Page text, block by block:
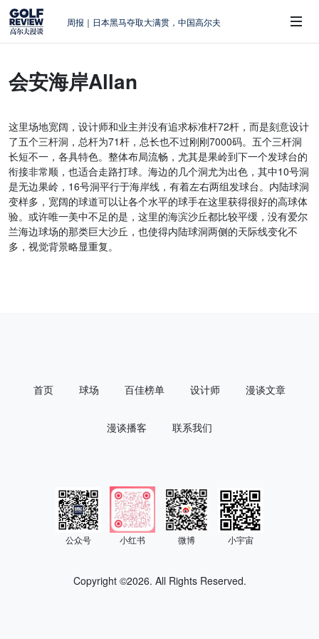
周报｜日本黑马夺取大满贯，中国高尔夫
AIG英国女子公开赛，一场大满贯的50年
蜕变
龙
查莉·赫尔：不断制造“麻烦”的流量明星
Menu
会安海岸Allan
这里场地宽阔，设计师和业主并没有追求标准杆72杆，而是刻意设计
了五个三杆洞，总杆为71杆，总长也不过刚刚7000码。五个三杆洞
长短不一，各具特色。整体布局流畅，尤其是果岭到下一个发球台的
衔接非常顺，也适合走路打球。海边的几个洞尤为出色，其中10号洞
是无边果岭，16号洞平行于海岸线，有着左右两组发球台。内陆球洞
变样多，宽阔的球道可以让各个水平的球手在这里获得很好的高球体
验。或许唯一美中不足的是，这里的海滨沙丘都比较平缓，没有爱尔
兰海边球场的那类巨大沙丘，也使得内陆球洞两侧的天际线变化不
多，视觉背景略显重复。
首页 球场 百佳榜单 设计师 漫谈文章
漫谈播客 联系我们
公众号 小红书 微博 小宇宙
Copyright ©2026. All Rights Reserved.